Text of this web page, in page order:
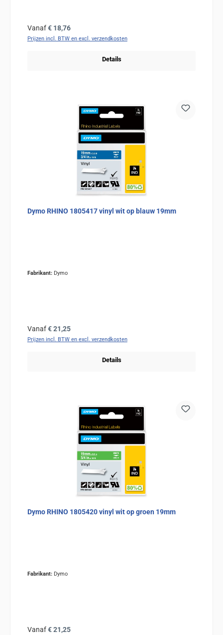
Normale prijs:
Vanaf€ 18,76
Prijzen incl. BTW en excl. verzendkosten
Details
Dymo RHINO 1805417 vinyl wit op blauw 19mm
Fabrikant: Dymo
Normale prijs:
Vanaf€ 21,25
Prijzen incl. BTW en excl. verzendkosten
Details
Dymo RHINO 1805420 vinyl wit op groen 19mm
Fabrikant: Dymo
Normale prijs:
Vanaf€ 21,25